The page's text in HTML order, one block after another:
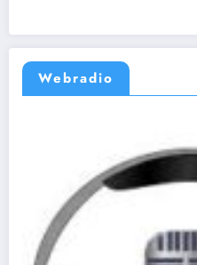
Webradio